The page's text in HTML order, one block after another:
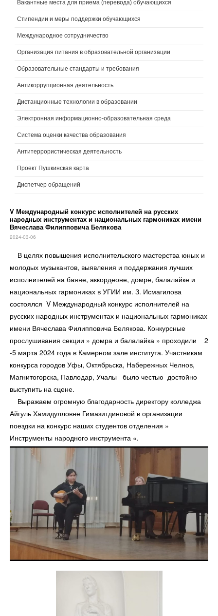
Вакантные места для приема (перевода) обучающихся
Стипендии и меры поддержки обучающихся
Международное сотрудничество
Организация питания в образовательной организации
Образовательные стандарты и требования
Антикоррупционная деятельность
Дистанционные технологии в образовании
Электронная информационно-образовательная среда
Система оценки качества образования
Антитеррористическая деятельность
Проект Пушкинская карта
Диспетчер обращений
V Международный конкурс исполнителей на русских
народных инструментах и национальных гармониках имени
Вячеслава Филипповича Белякова
2024-03-06
В целях повышения исполнительского мастерства юных и
молодых музыкантов, выявления и поддержания лучших
исполнителей на баяне, аккордеоне, домре, балалайке и
национальных гармониках в УГИИ им. З. Исмагилова
состоялся V Международный конкурс исполнителей на
русских народных инструментах и национальных гармониках
имени Вячеслава Филипповича Белякова. Конкурсные
прослушивания секции » домра и балалайка » проходили 2
-5 марта 2024 года в Камерном зале института. Участникам
конкурса городов Уфы, Октябрьска, Набережных Челнов,
Магнитогорска, Павлодар, Учалы было честью достойно
выступить на сцене.
Выражаем огромную благодарность директору колледжа
Айгуль Хамидулловне Гимазитдиновой в организации
поездки на конкурс наших студентов отделения »
Инструменты народного инструмента «.